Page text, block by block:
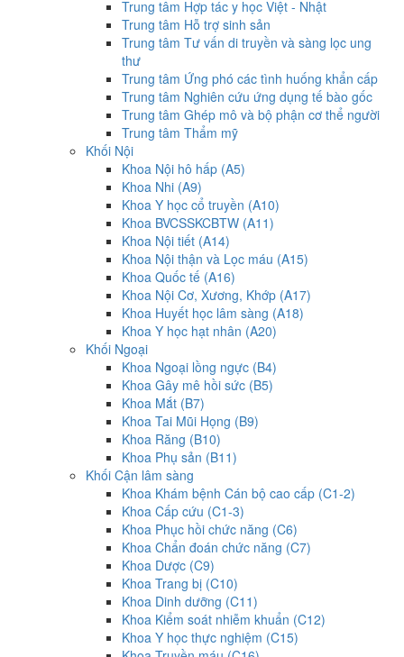
Trung tâm Hợp tác y học Việt - Nhật
Trung tâm Hỗ trợ sinh sản
Trung tâm Tư vấn di truyền và sàng lọc ung
thư
Trung tâm Ứng phó các tình huống khẩn cấp
Trung tâm Nghiên cứu ứng dụng tế bào gốc
Trung tâm Ghép mô và bộ phận cơ thể người
Trung tâm Thẩm mỹ
Khối Nội
Khoa Nội hô hấp (A5)
Khoa Nhi (A9)
Khoa Y học cổ truyền (A10)
Khoa BVCSSKCBTW (A11)
Khoa Nội tiết (A14)
Khoa Nội thận và Lọc máu (A15)
Khoa Quốc tế (A16)
Khoa Nội Cơ, Xương, Khớp (A17)
Khoa Huyết học lâm sàng (A18)
Khoa Y học hạt nhân (A20)
Khối Ngoại
Khoa Ngoại lồng ngực (B4)
Khoa Gây mê hồi sức (B5)
Khoa Mắt (B7)
Khoa Tai Mũi Họng (B9)
Khoa Răng (B10)
Khoa Phụ sản (B11)
Khối Cận lâm sàng
Khoa Khám bệnh Cán bộ cao cấp (C1-2)
Khoa Cấp cứu (C1-3)
Khoa Phục hồi chức năng (C6)
Khoa Chẩn đoán chức năng (C7)
Khoa Dược (C9)
Khoa Trang bị (C10)
Khoa Dinh dưỡng (C11)
Khoa Kiểm soát nhiễm khuẩn (C12)
Khoa Y học thực nghiệm (C15)